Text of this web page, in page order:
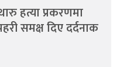
हत्या प्रकरणमा
समक्ष दिए दर्दनाक